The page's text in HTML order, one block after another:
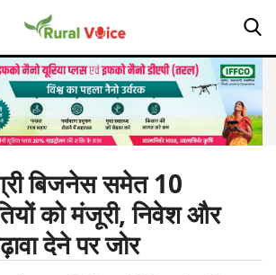
बिजनेस समेत 10
को मंजूरी, निवेश और
देने पर जोर